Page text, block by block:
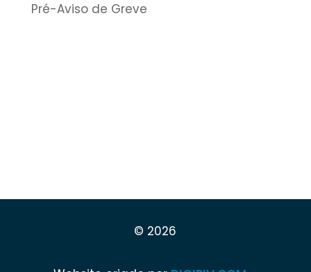
Pré-Aviso de Greve
© 2026